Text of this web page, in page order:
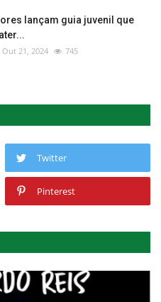
lançam guia juvenil que
Out 21, 2024 745
Twitter
Pinterest